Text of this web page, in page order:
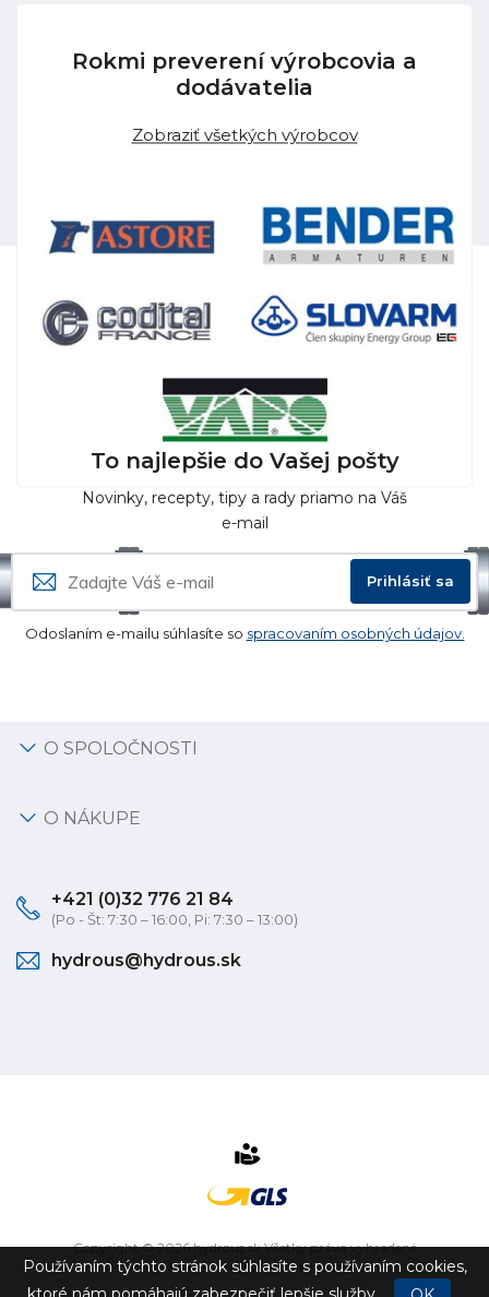
Rokmi preverení výrobcovia a
dodávatelia
Zobraziť všetkých výrobcov
To najlepšie do Vašej pošty
Novinky, recepty, tipy a rady priamo na Váš
e-mail
Prihlásiť sa
Odoslaním e-mailu súhlasíte so spracovaním osobných údajov.
O SPOLOČNOSTI
O NÁKUPE
+421 (0)32 776 21 84
(Po - Št: 7:30 – 16:00, Pi: 7:30 – 13:00)
hydrous@hydrous.sk
Copyright © 2026 hydrous.sk Všetky práva vyhradené
eshop na mieruvytvorilovibration.sk
Používaním týchto stránok súhlasíte s používaním cookies,